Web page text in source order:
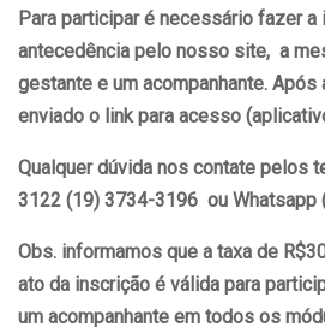
Para participar é necessário fazer a
antecedência pelo nosso site, a
gestante e um acompanhante. Após
enviado o link para acesso
Qualquer dúvida nos contate pelos
3122 (19) 3734-3196 ou Whatsapp
Obs. informamos que a taxa de
ato da inscrição é válida para
um acompanhante em todos os